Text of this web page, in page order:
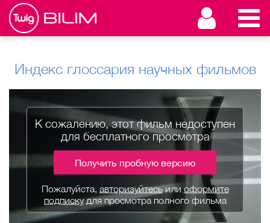
Индекс глоссария научных фильмов
К сожалению, этот фильм недоступен
для бесплатного просмотра
Получить пробную версию
Пожалуйста, авторизуйтесьилиоформите
подпискудля просмотра полного фильма